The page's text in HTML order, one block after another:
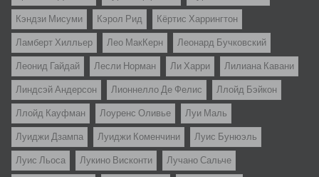
Кэндзи Мисуми Кэрол Рид Кёртис Харрингтон
Ламберт Хилльер Лео МакКерн Леонард Бучковский
Леонид Гайдай Лесли Норман Ли Харри Лилиана Кавани
Линдсэй Андерсон Лионнелло Де Фелис Ллойд Бэйкон
Ллойд Кауфман Лоуренс Оливье Луи Маль
Луиджи Дзампа Луиджи Коменчини Луис Бунюэль
Луис Льоса Лукино Висконти Лучано Сальче